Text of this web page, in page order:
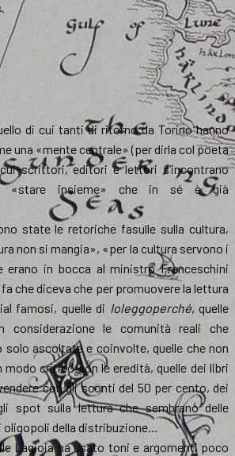
di cui tanti di ritorno da Torino hanno
una «mente centrale» (per dirla col poeta
scrittori, editori e lettori s’incontrano
«stare insieme» che in sé è già
state le retoriche fasulle sulla cultura,
non si mangia», «per la cultura servono i
erano in bocca al ministro Franceschini
che diceva che per promuovere la lettura
famosi, quelle di Ioleggoperché, quelle
considerazione le comunità reali che
solo ascoltate e coinvolte, quelle che non
critico con le eredità, quelle dei libri
con gli sconti del 50 per cento, dei
spot sulla lettura che sembrano delle
oligopoli della distribuzione…
Lagioia ha usato toni e argomenti poco